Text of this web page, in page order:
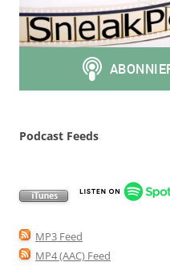
Podcast Feeds
MP3 Feed
MP4 (AAC) Feed